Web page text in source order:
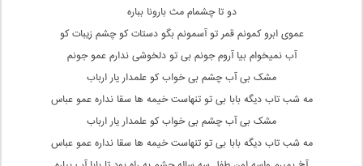
دو تا چشمام مث بارونا بباره
عموی ابرو کمونم قمر تو آسمونم بگو دستات کو چشم زیبات کو
آب نمیخوام بیا آروم جونم بی تو دلخوشی ندارم عمو جونم
مشک بی آب چشم بی خواب کو علمدار یار ارباب
مه شب تاب دیگه بابا بی تو تنهاست خیمه ها سقا نداره عمو عباس
مشک بی آب چشم بی خواب کو علمدار یار ارباب
مه شب تاب دیگه بابا بی تو تنهاست خیمه ها سقا نداره عمو عباس